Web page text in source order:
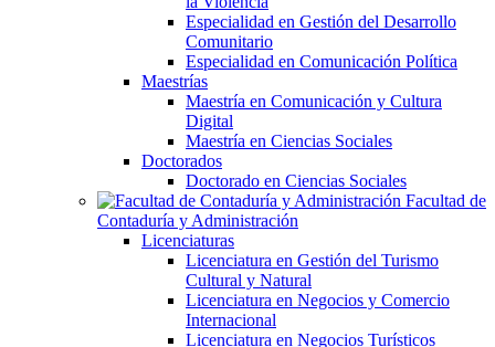
Especialidad en Gestión del Desarrollo
Comunitario
Especialidad en Comunicación Política
Maestrías
Maestría en Comunicación y Cultura
Digital
Maestría en Ciencias Sociales
Doctorados
Doctorado en Ciencias Sociales
Facultad de
Contaduría y Administración
Licenciaturas
Licenciatura en Gestión del Turismo
Cultural y Natural
Licenciatura en Negocios y Comercio
Internacional
Licenciatura en Negocios Turísticos